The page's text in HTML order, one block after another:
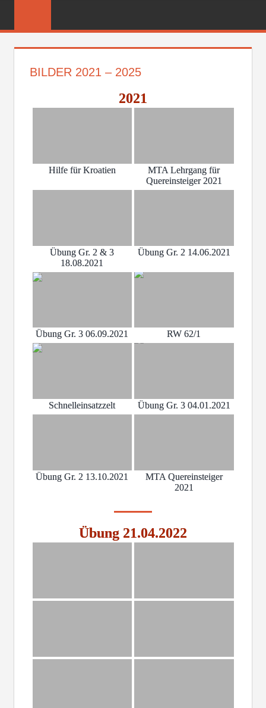
FEUERWEHR
BILDER 2021 – 2025
2021
Hilfe für Kroatien
MTA Lehrgang für
Quereinsteiger 2021
Übung Gr. 2 & 3
18.08.2021
Übung Gr. 2 14.06.2021
Übung Gr. 3 06.09.2021 RW 62/1
Schnelleinsatzzelt Übung Gr. 3 04.01.2021
Übung Gr. 2 13.10.2021
MTA Quereinsteiger
2021
Übung 21.04.2022